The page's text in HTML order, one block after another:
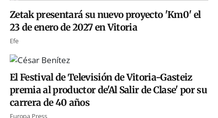
Zetak presentará su nuevo proyecto 'Km0' el
23 de enero de 2027 en Vitoria
Efe
El Festival de Televisión de Vitoria-Gasteiz
premia al productor de'Al Salir de Clase' por su
carrera de 40 años
Europa Press